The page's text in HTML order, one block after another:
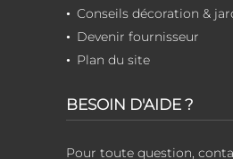
Conseils décoration &
Devenir fournisseur
Plan du site
BESOIN D'AIDE ?
Pour toute question,